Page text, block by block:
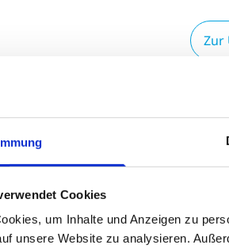
Cookies
um Inhalte und Anzeigen zu
unsere Website zu analysieren.
Zur
AUCH